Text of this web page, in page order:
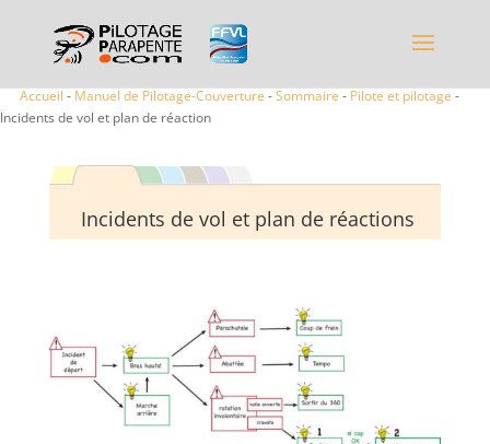
Accueil - Manuel de Pilotage-Couverture -Sommaire - Pilote et pilotage -
Incidents de vol et plan de réaction
Incidents de vol et plan de réactions